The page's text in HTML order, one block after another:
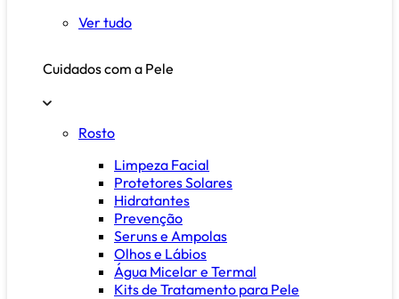
Ver tudo
Cuidados com a Pele
Rosto
Limpeza Facial
Protetores Solares
Hidratantes
Prevenção
Seruns e Ampolas
Olhos e Lábios
Água Micelar e Termal
Kits de Tratamento para Pele